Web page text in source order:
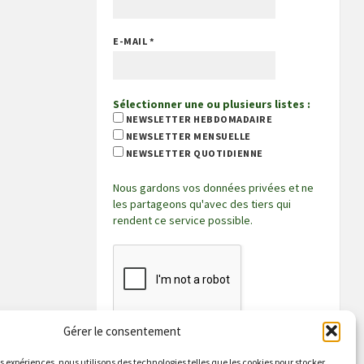
Gérer le consentement
E-MAIL *
Sélectionner une ou plusieurs listes :
NEWSLETTER HEBDOMADAIRE
NEWSLETTER MENSUELLE
NEWSLETTER QUOTIDIENNE
Nous gardons vos données privées et ne
les partageons qu'avec des tiers qui
rendent ce service possible.